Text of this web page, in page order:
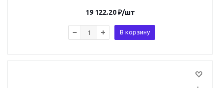
19 122.20₽/шт
В корзину